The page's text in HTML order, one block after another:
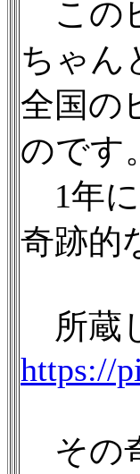
この
ちゃん
全国の
のです。
1年に
奇跡的
所蔵
https://
その